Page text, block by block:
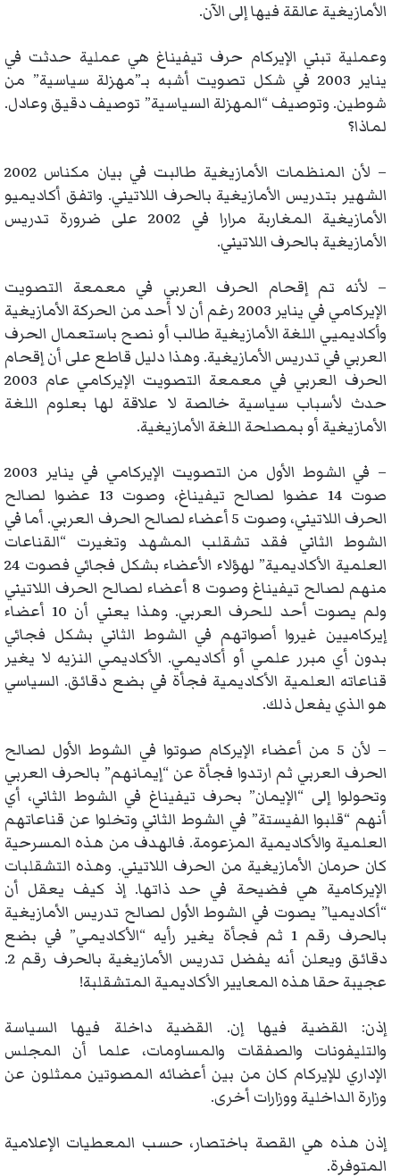
الأمازيغية عالقة فيها إلى الآن.
وعملية تبني الإيركام حرف تيفيناغ هي عملية حدثت في
يناير 2003 في شكل تصويت أشبه بـ”مهزلة سياسية” من
شوطين. وتوصيف “المهزلة السياسية” توصيف دقيق وعادل.
لماذا؟
– لأن المنظمات الأمازيغية طالبت في بيان مكناس 2002
الشهير بتدريس الأمازيغية بالحرف اللاتيني. واتفق أكاديميو
الأمازيغية المغاربة مرارا في 2002 على ضرورة تدريس
الأمازيغية بالحرف اللاتيني.
– لأنه تم إقحام الحرف العربي في معمعة التصويت
الإيركامي في يناير 2003 رغم أن لا أحد من الحركة الأمازيغية
وأكاديميي اللغة الأمازيغية طالب أو نصح باستعمال الحرف
العربي في تدريس الأمازيغية. وهذا دليل قاطع على أن إقحام
الحرف العربي في معمعة التصويت الإيركامي عام 2003
حدث لأسباب سياسية خالصة لا علاقة لها بعلوم اللغة
الأمازيغية أو بمصلحة اللغة الأمازيغية.
– في الشوط الأول من التصويت الإيركامي في يناير 2003
صوت 14 عضوا لصالح تيفيناغ، وصوت 13 عضوا لصالح
الحرف اللاتيني، وصوت 5 أعضاء لصالح الحرف العربي. أما في
الشوط الثاني فقد تشقلب المشهد وتغيرت “القناعات
العلمية الأكاديمية” لهؤلاء الأعضاء بشكل فجائي فصوت 24
منهم لصالح تيفيناغ وصوت 8 أعضاء لصالح الحرف اللاتيني
ولم يصوت أحد للحرف العربي. وهذا يعني أن 10 أعضاء
إيركاميين غيروا أصواتهم في الشوط الثاني بشكل فجائي
بدون أي مبرر علمي أو أكاديمي. الأكاديمي النزيه لا يغير
قناعاته العلمية الأكاديمية فجأة في بضع دقائق. السياسي
هو الذي يفعل ذلك.
– لأن 5 من أعضاء الإيركام صوتوا في الشوط الأول لصالح
الحرف العربي ثم ارتدوا فجأة عن “إيمانهم” بالحرف العربي
وتحولوا إلى “الإيمان” بحرف تيفيناغ في الشوط الثاني، أي
أنهم “قلبوا الفيستة” في الشوط الثاني وتخلوا عن قناعاتهم
العلمية والأكاديمية المزعومة. فالهدف من هذه المسرحية
كان حرمان الأمازيغية من الحرف اللاتيني. وهذه التشقلبات
الإيركامية هي فضيحة في حد ذاتها. إذ كيف يعقل أن
“أكاديميا” يصوت في الشوط الأول لصالح تدريس الأمازيغية
بالحرف رقم 1 ثم فجأة يغير رأيه “الأكاديمي” في بضع
دقائق ويعلن أنه يفضل تدريس الأمازيغية بالحرف رقم 2.
عجيبة حقا هذه المعايير الأكاديمية المتشقلبة!
إذن: القضية فيها إن. القضية داخلة فيها السياسة
والتليفونات والصفقات والمساومات، علما أن المجلس
الإداري للإيركام كان من بين أعضائه المصوتين ممثلون عن
وزارة الداخلية ووزارات أخرى.
إذن هذه هي القصة باختصار، حسب المعطيات الإعلامية
المتوفرة.